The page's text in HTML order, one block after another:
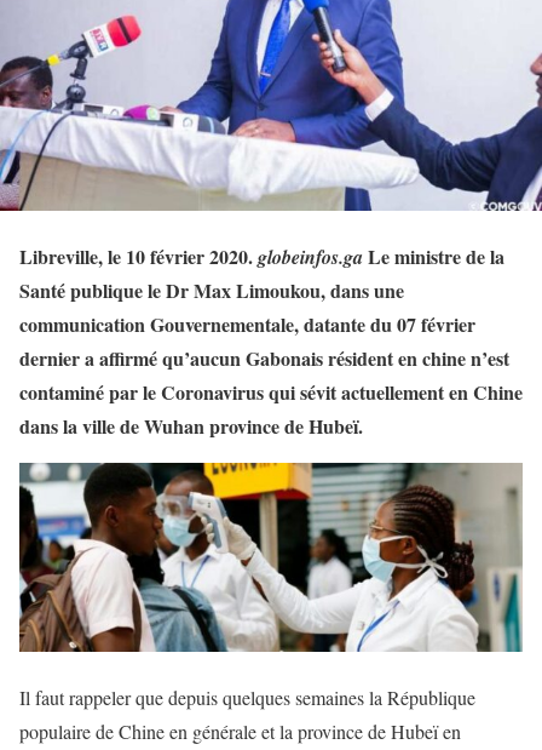
Libreville, le 10 février 2020.globeinfos.gaLe ministre de la
Santé publique le Dr Max Limoukou, dans une
communication Gouvernementale, datante du 07 février
dernier a affirmé qu’aucun Gabonais résident en chine n’est
contaminé par le Coronavirus qui sévit actuellement en Chine
dans la ville de Wuhan province de Hubeï.
Il faut rappeler que depuis quelques semaines la République
populaire de Chine en générale et la province de Hubeï en